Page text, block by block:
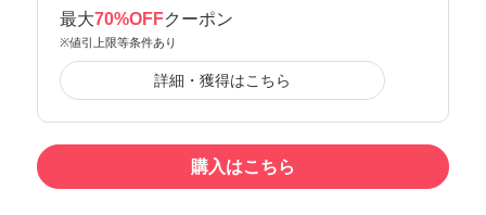
最大70%OFFクーポン
※値引上限等条件あり
詳細・獲得はこちら
購入はこちら